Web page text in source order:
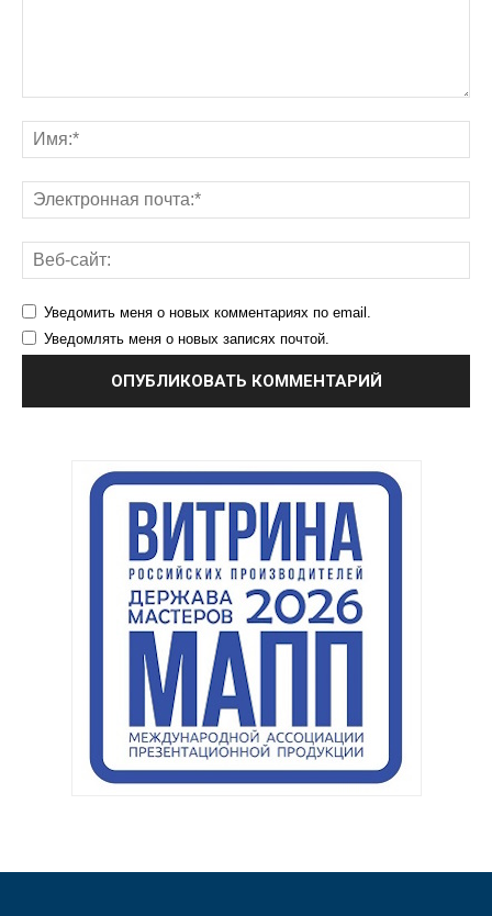
Уведомить меня о новых комментариях по email.
Уведомлять меня о новых записях почтой.